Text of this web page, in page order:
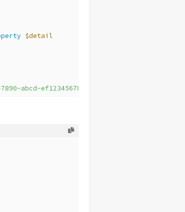
$detail
abcd-ef1234567890"